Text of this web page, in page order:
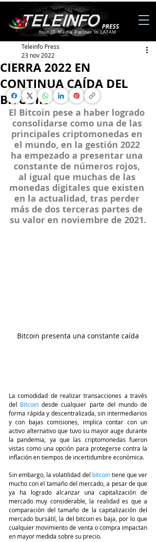
Your IT Media Partner in LATAM
CIERRA 2022 EN
CONTINUA CAÍDA DEL
BITCOIN
Teleinfo Press
23 nov 2022
El Bitcoin pese a haber logrado
consolidarse como una de las
principales criptomonedas en
el mundo, en la gestión 2022
ha empezado a presentar una
constante de números rojos,
al igual que muchas de las
monedas digitales que existen
en la actualidad, tras perder
más de dos terceras partes de
su valor en noviembre de 2021.
Bitcoin presenta una constante caída
La comodidad de realizar transacciones a través
del Bitcoin desde cualquier parte del mundo de
forma rápida y descentralizada, sin intermediarios
y con bajas comisiones, implica contar con un
activo alternativo que tuvo su mayor auge durante
la pandemia, ya que las criptomonedas fueron
vistas como una opción para protegerse contra la
inflación en tiempos de incertidumbre económica.
Sin embargo, la volatilidad del bitcoin tiene que ver
mucho con el tamaño del mercado, a pesar de que
ya ha logrado alcanzar una capitalización de
mercado muy considerable, la realidad es que a
comparación del tamaño de la capitalización del
mercado bursátil, la del bitcoin es baja, por lo que
cualquier movimiento de venta o compra impactan
en mayor medida sobre su precio.